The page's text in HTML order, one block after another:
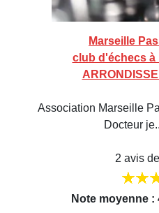
Marseille
club d'échecs à
Association Marseille
Docteur
2 avis
Note moyenne :